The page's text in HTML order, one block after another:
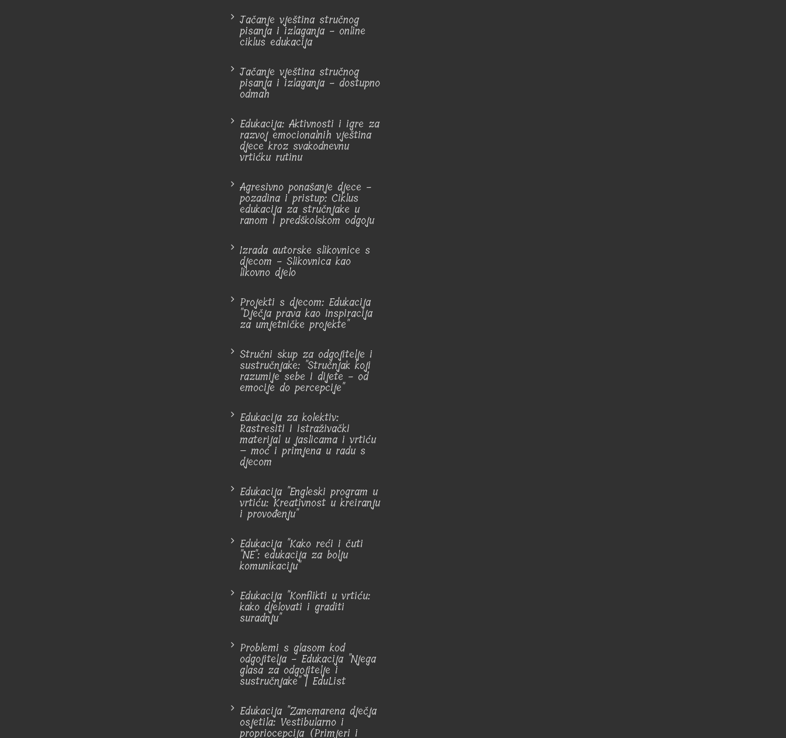
Jačanje vještina stručnog
pisanja i izlaganja - online
ciklus edukacija
Jačanje vještina stručnog
pisanja i izlaganja - dostupno
odmah
Edukacija: Aktivnosti i igre za
razvoj emocionalnih vještina
djece kroz svakodnevnu
vrtićku rutinu
Agresivno ponašanje djece -
pozadina i pristup: Ciklus
edukacija za stručnjake u
ranom i predškolskom odgoju
Izrada autorske slikovnice s
djecom - Slikovnica kao
likovno djelo
Projekti s djecom: Edukacija
"Dječja prava kao inspiracija
za umjetničke projekte"
Stručni skup za odgojitelje i
sustručnjake: "Stručnjak koji
razumije sebe i dijete - od
emocije do percepcije"
Edukacija za kolektiv:
Rastresiti i istraživački
materijal u jaslicama i vrtiću
– moć i primjena u radu s
djecom
Edukacija "Engleski program u
vrtiću: Kreativnost u kreiranju
i provođenju"
Edukacija "Kako reći i čuti
"NE": edukacija za bolju
komunikaciju"
Edukacija "Konflikti u vrtiću:
kako djelovati i graditi
suradnju"
Problemi s glasom kod
odgojitelja - Edukacija "Njega
glasa za odgojitelje i
sustručnjake" | EduList
Edukacija "Zanemarena dječja
osjetila: Vestibularno i
propriocepcija (Primjeri i